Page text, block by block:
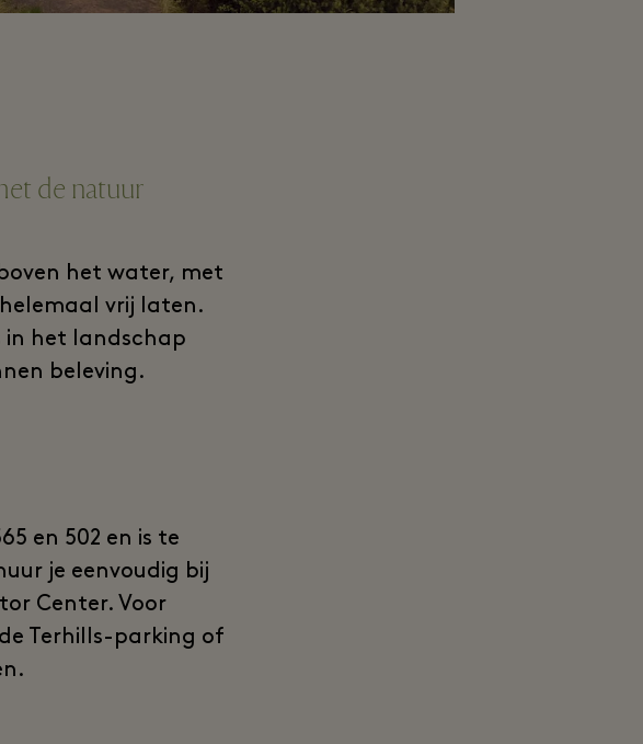
de natuur
het water, met
vrij laten.
in het landschap
beleving.
en 502 en is te
je eenvoudig bij
Center. Voor
Terhills-parking of